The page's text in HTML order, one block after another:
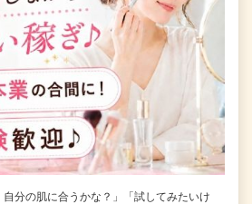
自分の肌に合うかな？」「試してみたいけ